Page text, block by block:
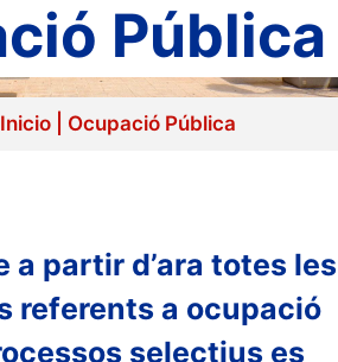
Pública
Inicio Ocupació Pública
a partir d’ara totes les
referents a ocupació
selectius es